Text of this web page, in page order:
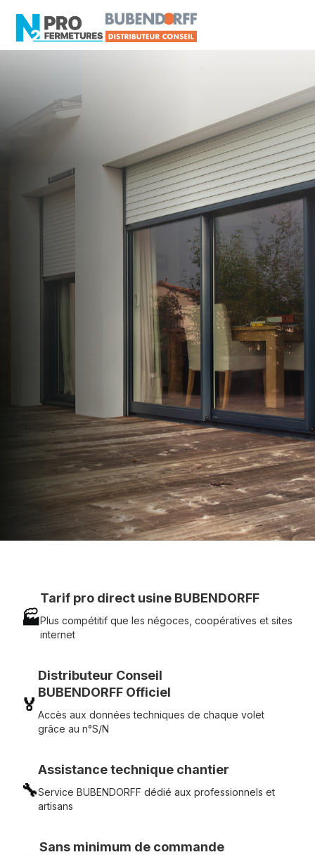
Distributeur Conseil
BUBENDORFF
Abbaretz
Artisan, Menuisier, TPE ou PME proche de
Abbaretz ?
N2PRO Fermetures est votre référent Distributeur
Conseil BUBENDORFF officiel pour vous
apporter : Tarifs directs usines sans minimum
d'achat - Assistance technique chantier et
service réactif avec simplicité.
07 83 35 69 17
MON DEVIS MOTEUR
Voir tous nos produits
🏭
Tarif pro direct usine BUBENDORFF
Plus compétitif que les négoces, coopératives et sites
internet
🏅
Distributeur Conseil
BUBENDORFF Officiel
Accès aux données techniques de chaque volet
grâce au n°S/N
🔧
Assistance technique chantier
Service BUBENDORFF dédié aux professionnels et
artisans
Sans minimum de commande